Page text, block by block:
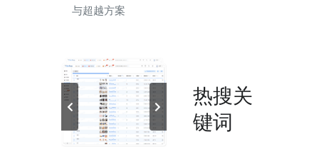
与超越方案
热搜关
键词